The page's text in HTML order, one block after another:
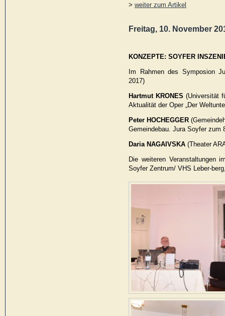
> weiter zum Artikel
Freitag, 10. November
KONZEPTE: SOYFER
Im Rahmen des Symposion
2017)
Hartmut KRONES (Universität
Aktualität der Oper „Der
Peter HOCHEGGER
Gemeindebau. Jura Soyfer zum
Daria NAGAIVSKA (Theater
Die weiteren Veranstaltungen
Soyfer Zentrum/ VHS Leber-